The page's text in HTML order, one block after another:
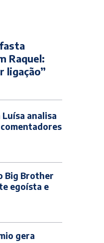
Raquel:
ligação”
analisa
Big Brother
egoísta e
gera